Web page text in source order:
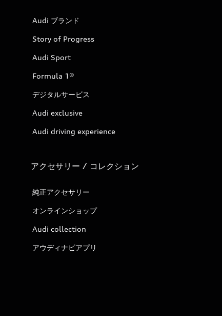
Audi ブランド
Story of Progress
Audi Sport
Formula 1®
デジタルサービス
Audi exclusive
Audi driving experience
アクセサリー / コレクション
純正アクセサリー
オンラインショップ
Audi collection
アウディナビアプリ